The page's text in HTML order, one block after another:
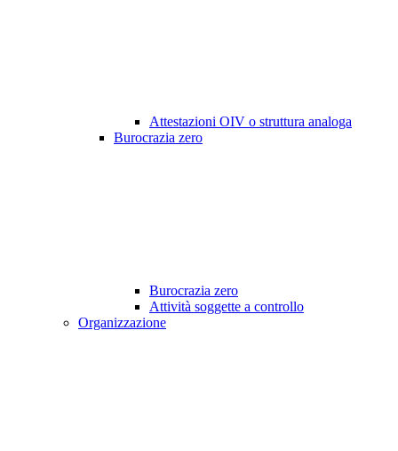
Attestazioni OIV o struttura analoga
Burocrazia zero
Burocrazia zero
Attività soggette a controllo
Organizzazione